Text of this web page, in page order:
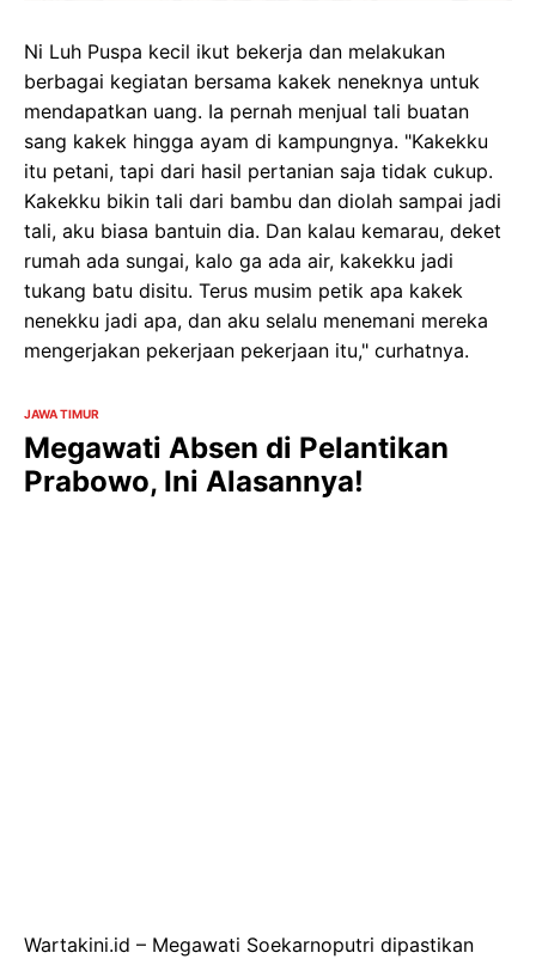
Ni Luh Puspa kecil ikut bekerja dan melakukan
berbagai kegiatan bersama kakek neneknya untuk
mendapatkan uang. Ia pernah menjual tali buatan
sang kakek hingga ayam di kampungnya. "Kakekku
itu petani, tapi dari hasil pertanian saja tidak cukup.
Kakekku bikin tali dari bambu dan diolah sampai jadi
tali, aku biasa bantuin dia. Dan kalau kemarau, deket
rumah ada sungai, kalo ga ada air, kakekku jadi
tukang batu disitu. Terus musim petik apa kakek
nenekku jadi apa, dan aku selalu menemani mereka
mengerjakan pekerjaan pekerjaan itu," curhatnya.
JAWA TIMUR
Megawati Absen di Pelantikan
Prabowo, Ini Alasannya!
Wartakini.id – Megawati Soekarnoputri dipastikan